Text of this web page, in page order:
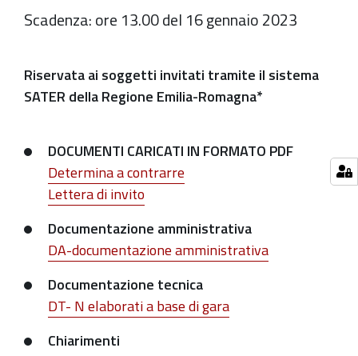
Scadenza: ore 13.00 del 16 gennaio 2023
Riservata ai soggetti invitati tramite il sistema
SATER della Regione Emilia-Romagna*
DOCUMENTI CARICATI IN FORMATO PDF
Determina a contrarre
Lettera di invito
Documentazione amministrativa
DA-documentazione amministrativa
Documentazione tecnica
DT- N elaborati a base di gara
Chiarimenti